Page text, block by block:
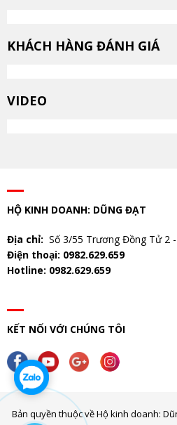
KHÁCH HÀNG ĐÁNH GIÁ
VIDEO
HỘ KINH DOANH: DŨNG ĐẠT
Địa chỉ: Số 3/55 Trương Đồng Tử 2
Điện thoại: 0982.629.659
Hotline: 0982.629.659
KẾT NỐI VỚI CHÚNG TÔI
Bản quyền thuộc về Hộ kinh doanh: